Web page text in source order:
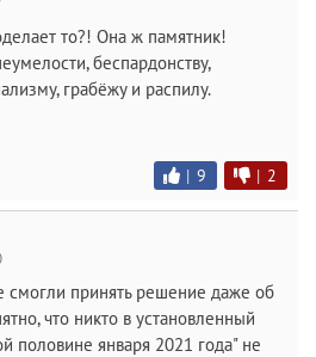
то?! Она ж памятник!
беспардонству,
грабёжу и распилу.
| 9 | 2
смогли принять решение даже об
что никто в установленный
половине января 2021 года" не